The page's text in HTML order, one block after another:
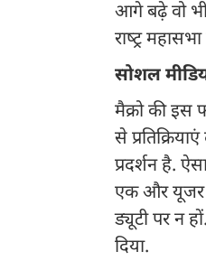
आगे बढ़े वो
राष्‍ट्र
सोशल
मैक्रो की इस
से
प्रदर्शन है.
एक और यूजर
ड्यूटी पर न
दिया.